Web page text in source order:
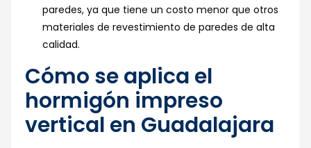
paredes, ya que tiene un costo menor que otros
materiales de revestimiento de paredes de alta
calidad.
Cómo se aplica el
hormigón impreso
vertical en Guadalajara